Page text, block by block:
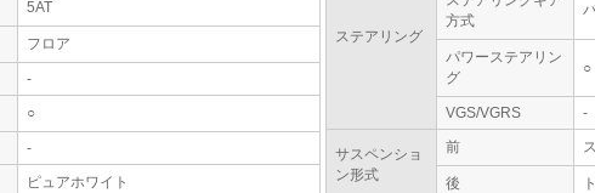
5AT
フロア
-
○
-
ピュアホワイト
ステアリング
方式
パワーステアリン
グ
○
VGS/VGRS -
サスペンショ
ン形式
前
後